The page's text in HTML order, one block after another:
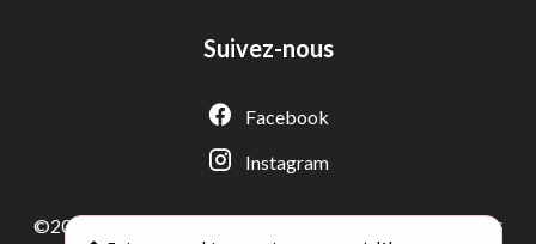
Adèle — Conseiller IA
Suivez-nous
Facebook
Instagram
©2026 NORMANDIE IMMOBILIER Mentions légales